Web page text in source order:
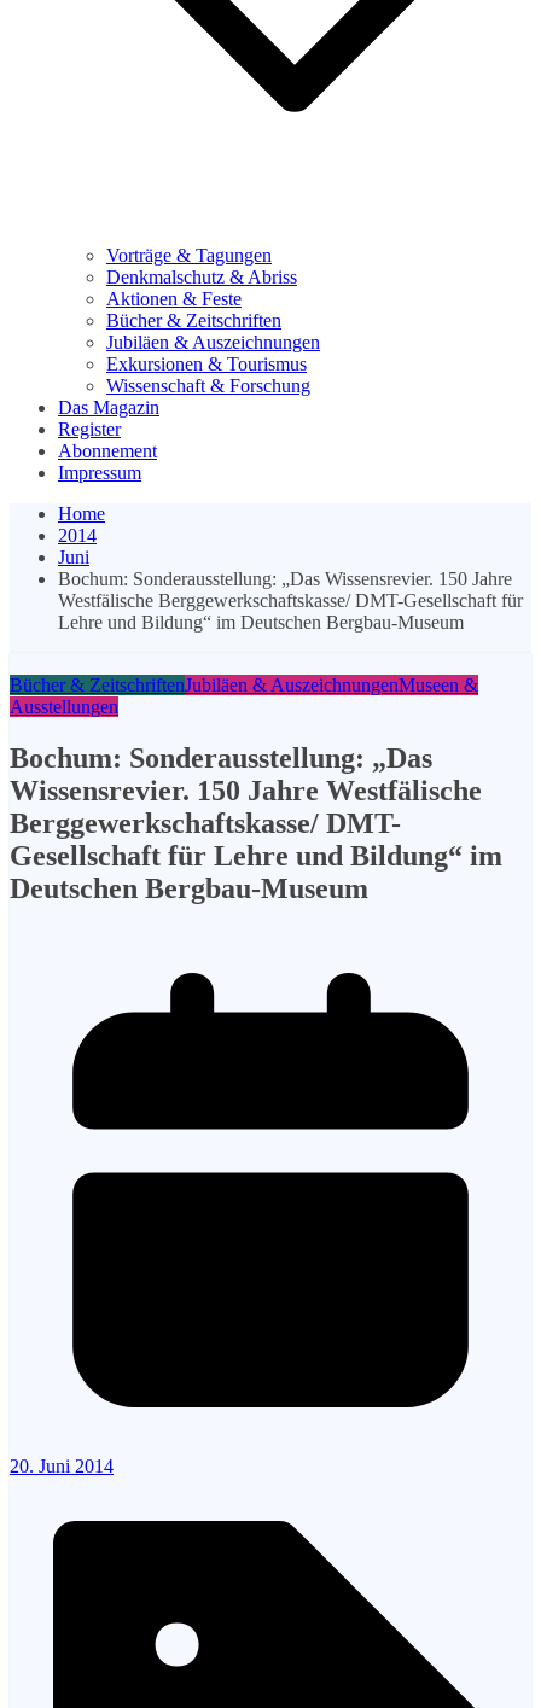
Vorträge & Tagungen
Denkmalschutz & Abriss
Aktionen & Feste
Bücher & Zeitschriften
Jubiläen & Auszeichnungen
Exkursionen & Tourismus
Wissenschaft & Forschung
Das Magazin
Register
Abonnement
Impressum
Home
2014
Juni
Bochum: Sonderausstellung: „Das Wissensrevier. 150 Jahre
Westfälische Berggewerkschaftskasse/ DMT-Gesellschaft für
Lehre und Bildung“ im Deutschen Bergbau-Museum
Bücher & ZeitschriftenJubiläen & AuszeichnungenMuseen &
Ausstellungen
Bochum: Sonderausstellung: „Das
Wissensrevier. 150 Jahre Westfälische
Berggewerkschaftskasse/ DMT-
Gesellschaft für Lehre und Bildung“ im
Deutschen Bergbau-Museum
20. Juni 2014